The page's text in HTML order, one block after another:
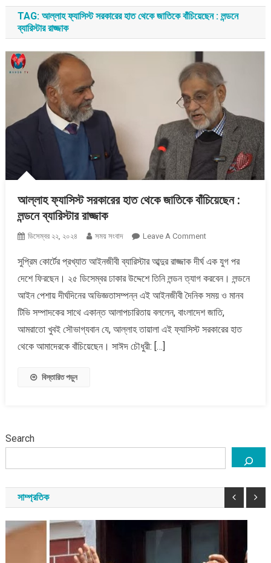
TAG: আল্লাহ ফ্যাসিস্ট সরকারের হাত থেকে জাতিকে বাঁচিয়েছেন : লন্ডনে
ব্যারিস্টার রাজ্জাক
আল্লাহ ফ্যাসিস্ট সরকারের হাত থেকে জাতিকে বাঁচিয়েছেন :
লন্ডনে ব্যারিস্টার রাজ্জাক
ডিসেম্বর ২২, ২০২৪ সময় সংবাদ Leave A CommentOn
ফ্যাসিস্ট
সরকারের
হাত
জাতিকে
বাঁচিয়েছেন
সুপ্রিম কোর্টের প্রখ্যাত আইনজীবী ব্যারিস্টার আব্দুর রাজ্জাক দীর্ঘ এক যুগ পর
দেশে ফিরছেন। ২৫ ডিসেম্বর ঢাকার উদ্দেশে তিনি লন্ডন ত্যাগ করবেন। লন্ডনে
আইন পেশায় দীর্ঘদিনের অভিজ্ঞতাসম্পন্ন এই আইনজীবী দৈনিক সময় ও মানব
টিভি সম্পাদকের সাথে একান্ত আলাপচারিতায় বললেন, বাংলাদেশ জাতি,
আমরাতো খুবই সৌভাগ্যবান যে, আল্লাহ তায়ালা এই ফ্যাসিস্ট সরকারের হাত
থেকে আমাদেরকে বাঁচিয়েছেন। সাঈদ চৌধুরী: […]
বিস্তারিত পড়ুন
Search
সাম্প্রতিক